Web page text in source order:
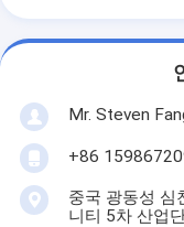
Mr. Steven
+86
중국 광동성 심
니티 5차 산업